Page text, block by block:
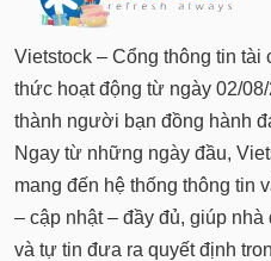
Vietstock – Cổng thông tin
thức hoạt động từ ngày 02/
thành người bạn đồng hành
Ngay từ những ngày đầu,
mang đến hệ thống thông tin
– cập nhật – đầy đủ, giúp
và tự tin đưa ra quyết định